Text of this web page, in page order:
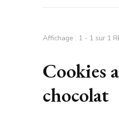
Affichage : 1 - 1 sur 1
Cookies
chocolat